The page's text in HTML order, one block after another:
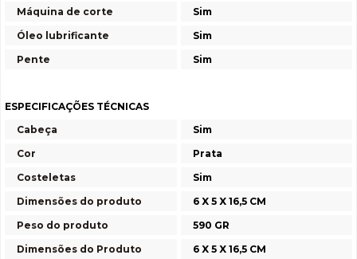
Máquina de corte
Sim
Óleo lubrificante
Sim
Pente
Sim
ESPECIFICAÇÕES TÉCNICAS
Cabeça
Sim
Cor
Prata
Costeletas
Sim
Dimensões do produto
6 X 5 X 16,5 CM
Peso do produto
590 GR
Dimensões do Produto
6 X 5 X 16,5 CM